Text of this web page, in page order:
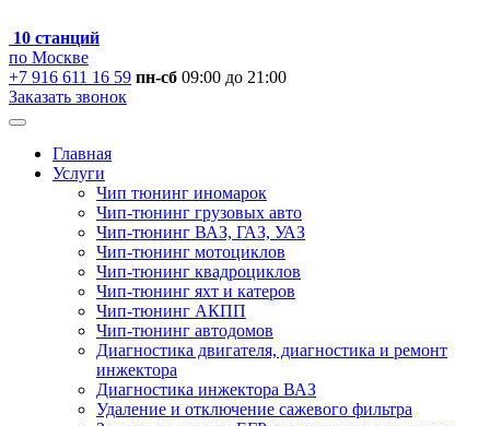
10 станций
по Москве
+7 916 611 16 59 пн-сб 09:00 до 21:00
Заказать звонок
Главная
Услуги
Чип тюнинг иномарок
Чип-тюнинг грузовых авто
Чип-тюнинг ВАЗ, ГАЗ, УАЗ
Чип-тюнинг мотоциклов
Чип-тюнинг квадроциклов
Чип-тюнинг яхт и катеров
Чип-тюнинг АКПП
Чип-тюнинг автодомов
Диагностика двигателя, диагностика и ремонт
инжектора
Диагностика инжектора ВАЗ
Удаление и отключение сажевого фильтра